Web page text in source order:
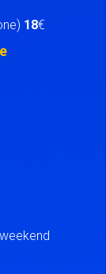
18€